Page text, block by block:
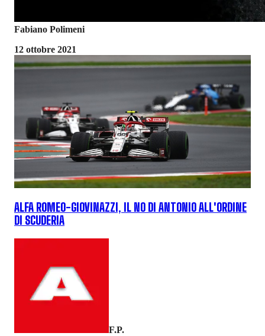
Fabiano Polimeni
12 ottobre 2021
ALFA ROMEO-GIOVINAZZI, IL NO DI ANTONIO ALL'ORDINE
DI SCUDERIA
F.P.